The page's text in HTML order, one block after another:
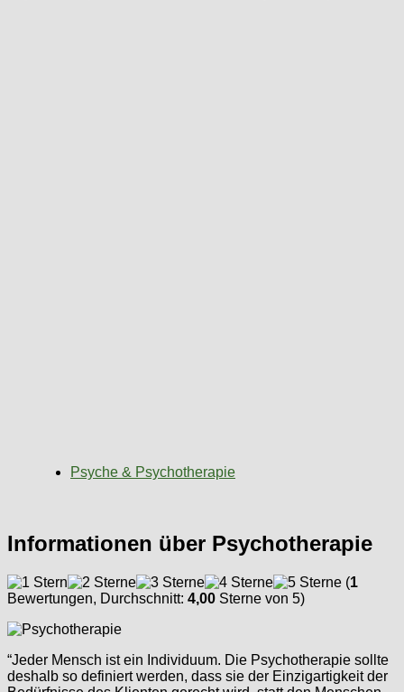
Psyche & Psychotherapie
Informationen über Psychotherapie
(1
Bewertungen, Durchschnitt: 4,00 Sterne von 5)
“Jeder Mensch ist ein Individuum. Die Psychotherapie sollte
deshalb so definiert werden, dass sie der Einzigartigkeit der